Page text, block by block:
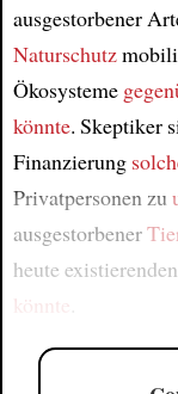
ausgestorbener
Naturschutz
Ökosysteme
könnte. Skeptiker
Finanzierung
Privatpersonen zu
ausgestorbener
heute
könnte